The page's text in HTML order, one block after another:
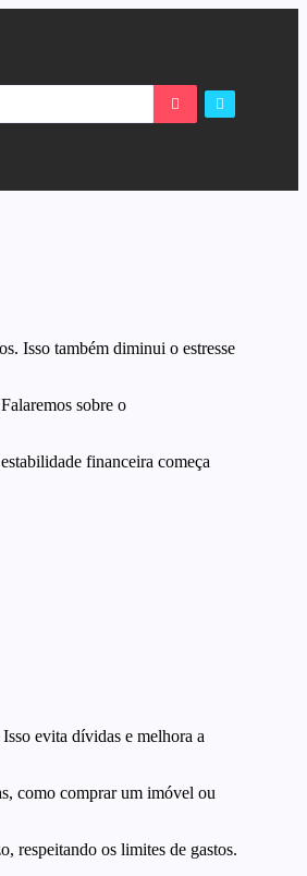
Isso também diminui o estresse
sobre o
financeira começa
evita dívidas e melhora a
como comprar um imóvel ou
respeitando os limites de gastos.